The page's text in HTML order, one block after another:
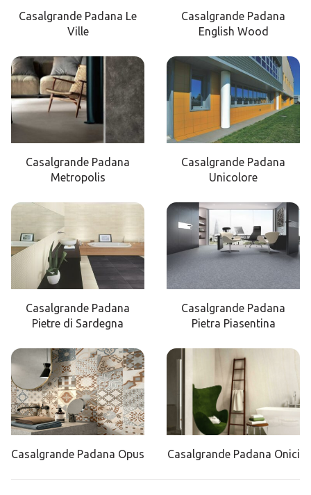
Casalgrande Padana Le
Ville
Casalgrande Padana
English Wood
Casalgrande Padana
Metropolis
Casalgrande Padana
Unicolore
Casalgrande Padana
Pietre di Sardegna
Casalgrande Padana
Pietra Piasentina
Casalgrande Padana Opus Casalgrande Padana Onici